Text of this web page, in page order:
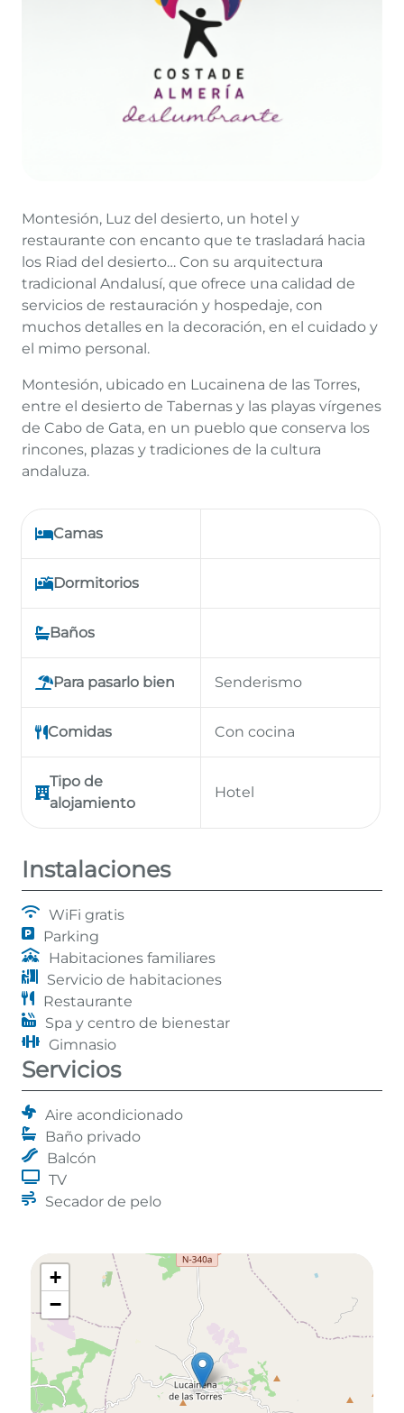
Montesión, Luz del desierto, un hotel y
restaurante con encanto que te trasladará hacia
los Riad del desierto… Con su arquitectura
tradicional Andalusí, que ofrece una calidad de
servicios de restauración y hospedaje, con
muchos detalles en la decoración, en el cuidado y
el mimo personal.
Montesión, ubicado en Lucainena de las Torres,
entre el desierto de Tabernas y las playas vírgenes
de Cabo de Gata, en un pueblo que conserva los
rincones, plazas y tradiciones de la cultura
andaluza.
Camas
Dormitorios
Baños
Para pasarlo bien Senderismo
Comidas Con cocina
Tipo de
alojamiento
Hotel
Instalaciones
WiFi gratis
Parking
Habitaciones familiares
Servicio de habitaciones
Restaurante
Spa y centro de bienestar
Gimnasio
Servicios
Aire acondicionado
Baño privado
Balcón
TV
Secador de pelo
+
−